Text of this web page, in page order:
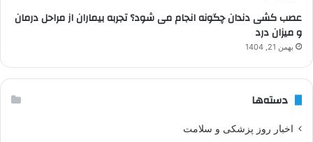
عصب کشی دندان چگونه انجام می شود؟ تجربه بیماران از مراحل درمان
و میزان درد
بهمن 21, 1404
دسته‌ها
اخبار روز پزشکی و سلامت